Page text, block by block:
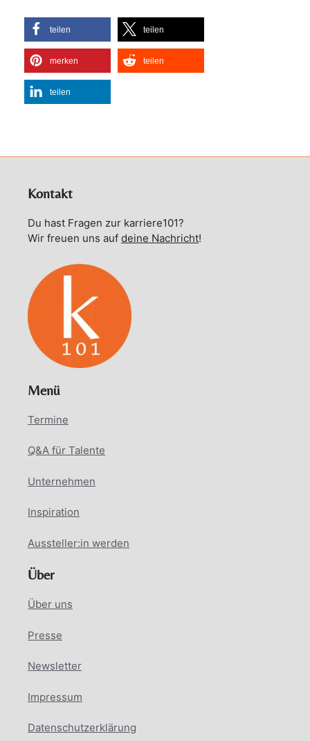
teilen teilen
merken teilen
teilen
Kontakt
Du hast Fragen zur karriere101?
Wir freuen uns auf deine Nachricht!
Menü
Termine
Q&A für Talente
Unternehmen
Inspiration
Aussteller:in werden
Über
Über uns
Presse
Newsletter
Impressum
Datenschutzerklärung